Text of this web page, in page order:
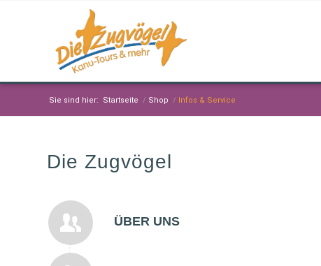
Sie sind hier: Startseite / Shop / Infos & Service
Die Zugvögel
ÜBER UNS